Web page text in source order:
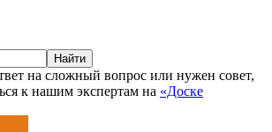
Найти
на сложный вопрос или нужен совет,
к нашим экспертам на «Доске